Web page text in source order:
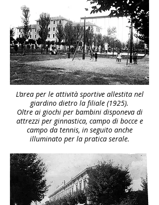
L’area per le attività sportive allestita nel
giardino dietro la filiale (1925).
Oltre ai giochi per bambini disponeva di
attrezzi per ginnastica, campo di bocce e
campo da tennis, in seguito anche
illuminato per la pratica serale.